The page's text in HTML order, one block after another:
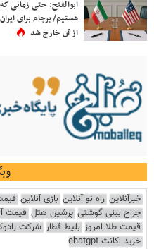
ابوالفتح: حتی زمانی
هستیم/ برجام برای
از آن خارج شد
خبرآنلاین راه نو آنلاین بازی آنلاین
جراح بینی گوشتی پرشین هتل قیمت
قیمت طلا امروز بلیط قطار شرکت
خرید اکانت chatgpt